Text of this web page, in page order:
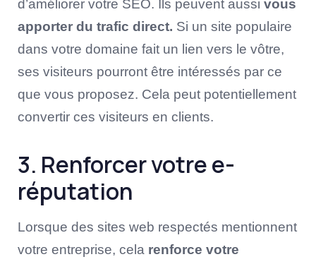
d’améliorer votre SEO. Ils peuvent aussi vous
apporter du trafic direct. Si un site populaire
dans votre domaine fait un lien vers le vôtre,
ses visiteurs pourront être intéressés par ce
que vous proposez. Cela peut potentiellement
convertir ces visiteurs en clients.
3. Renforcer votre e-
réputation
Lorsque des sites web respectés mentionnent
votre entreprise, cela renforce votre